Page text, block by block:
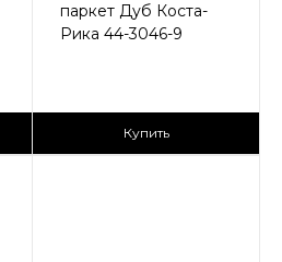
паркет Дуб Коста-
Рика 44-3046-9
2
Купить